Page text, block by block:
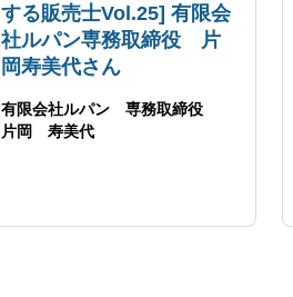
する販売士Vol.25] 有限会
社ルパン専務取締役 片
岡寿美代さん
有限会社ルパン 専務取締役
片岡 寿美代